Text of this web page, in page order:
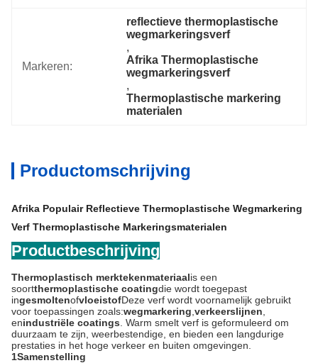
Markeren:
reflectieve thermoplastische
wegmarkeringsverf
,
Afrika Thermoplastische
wegmarkeringsverf
,
Thermoplastische markering
materialen
Productomschrijving
Afrika Populair Reflectieve Thermoplastische Wegmarkering
Verf Thermoplastische Markeringsmaterialen
Productbeschrijving
Thermoplastisch merktekenmateriaalis een
soortthermoplastische coatingdie wordt toegepast
ingesmoltenofvloeistofDeze verf wordt voornamelijk gebruikt
voor toepassingen zoals:wegmarkering verkeerslijnen
enindustriële coatings . Warm smelt verf is geformuleerd om
duurzaam te zijn, weerbestendige, en bieden een langdurige
prestaties in het hoge verkeer en buiten omgevingen.
1Samenstelling